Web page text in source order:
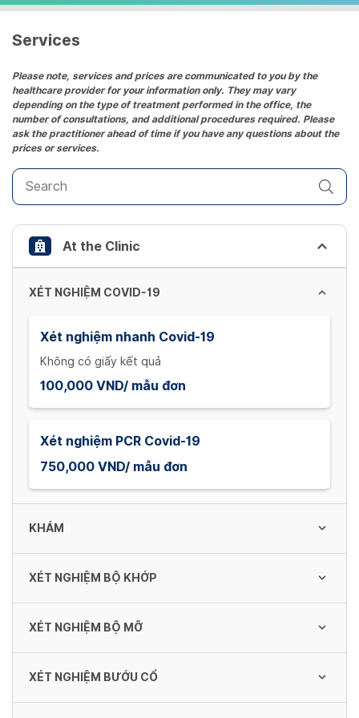
date.
the
question
mark
key
to
get
the
keyboard
shortcuts
for
changing
dates.
Services
Please note, services and prices are communicated to you by the
healthcare provider for your information only. They may vary
depending on the type of treatment performed in the office, the
number of consultations, and additional procedures required. Please
ask the practitioner ahead of time if you have any questions about the
prices or services.
At the Clinic
XÉT NGHIỆM COVID-19
Xét nghiệm nhanh Covid-19
Không có giấy kết quả
100,000 VND/ mẫu đơn
Xét nghiệm PCR Covid-19
750,000 VND/ mẫu đơn
KHÁM
Khám bệnh
Khám thai
XÉT NGHIỆM BỘ KHỚP
Xét nghiệm RF
XÉT NGHIỆM BỘ MỠ
Xét nghiệm Tryglyceride
XÉT NGHIỆM BƯỚU CỔ